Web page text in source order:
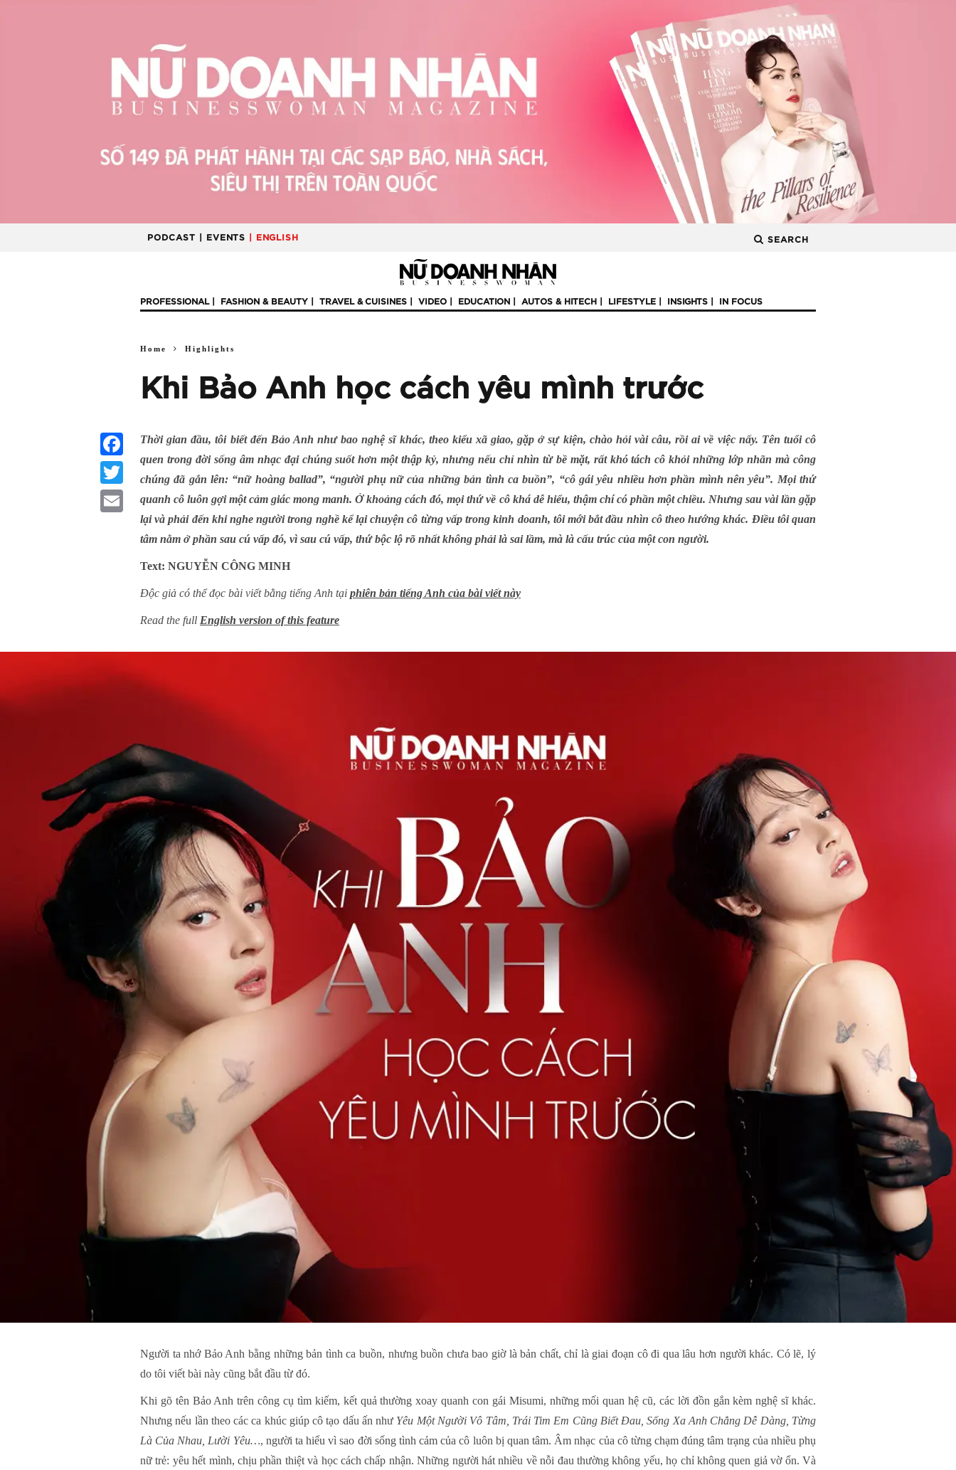
PODCAST | EVENTS | ENGLISH SEARCH
PROFESSIONAL FASHION & BEAUTY TRAVEL & CUISINES VIDEO EDUCATION AUTOS & HITECH LIFESTYLE INSIGHTS IN FOCUS
Home Highlights
Khi Bảo Anh học cách yêu mình trước
Thời gian đầu, tôi biết đến Bảo Anh như bao nghệ sĩ khác, theo kiểu xã giao, gặp ở sự kiện, chào hỏi vài câu, rồi ai về việc nấy. Tên tuổi cô
quen trong đời sống âm nhạc đại chúng suốt hơn một thập kỷ, nhưng nếu chỉ nhìn từ bề mặt, rất khó tách cô khỏi những lớp nhãn mà công
chúng đã gắn lên: “nữ hoàng ballad”, “người phụ nữ của những bản tình ca buồn”, “cô gái yêu nhiều hơn phần mình nên yêu”. Mọi thứ
quanh cô luôn gợi một cảm giác mong manh. Ở khoảng cách đó, mọi thứ về cô khá dễ hiểu, thậm chí có phần một chiều. Nhưng sau vài lần gặp
lại và phải đến khi nghe người trong nghề kể lại chuyện cô từng vấp trong kinh doanh, tôi mới bắt đầu nhìn cô theo hướng khác. Điều tôi quan
tâm nằm ở phần sau cú vấp đó, vì sau cú vấp, thứ bộc lộ rõ nhất không phải là sai lầm, mà là cấu trúc của một con người.
Text: NGUYỄN CÔNG MINH
Độc giả có thể đọc bài viết bằng tiếng Anh tại phiên bản tiếng Anh của bài viết này
Read the full English version of this feature
Người ta nhớ Bảo Anh bằng những bản tình ca buồn, nhưng buồn chưa bao giờ là bản chất, chỉ là giai đoạn cô đi qua lâu hơn người khác. Có lẽ, lý
do tôi viết bài này cũng bắt đầu từ đó.
Khi gõ tên Bảo Anh trên công cụ tìm kiếm, kết quả thường xoay quanh con gái Misumi, những mối quan hệ cũ, các lời đồn gắn kèm nghệ sĩ khác.
Nhưng nếu lần theo các ca khúc giúp cô tạo dấu ấn như Yêu Một Người Vô Tâm, Trái Tim Em Cũng Biết Đau, Sống Xa Anh Chẳng Dễ Dàng, Từng
Là Của Nhau, Lười Yêu…, người ta hiểu vì sao đời sống tình cảm của cô luôn bị quan tâm. Âm nhạc của cô từng chạm đúng tâm trạng của nhiều phụ
nữ trẻ: yêu hết mình, chịu phần thiệt và học cách chấp nhận. Những người hát nhiều về nỗi đau thường không yếu, họ chỉ không quen giả vờ ổn. Và
Facebook
Twitter